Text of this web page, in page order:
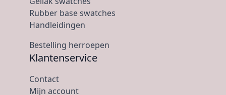
Rubber base swatches
Handleidingen
Bestelling herroepen
Klantenservice
Contact
Mijn account